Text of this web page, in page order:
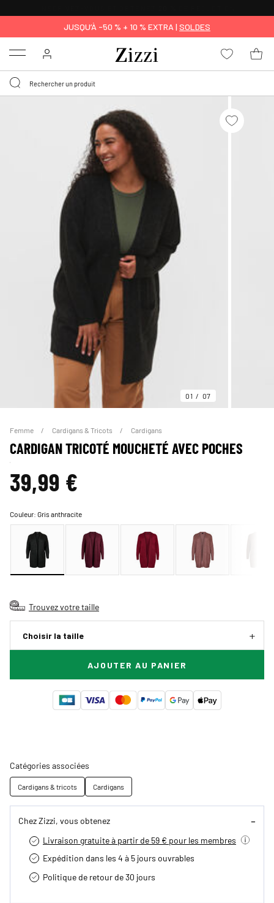
JUSQU’À -50 % + 10 % EXTRA | SOLDES
Menu
01 07
Femme Cardigans & Tricots Cardigans
CARDIGAN TRICOTÉ MOUCHETÉ AVEC POCHES
39,99 €
Couleur:Gris anthracite
Trouvez votre taille
Choisir la taille
AJOUTER AU PANIER
Catégories associées
Cardigans & tricots Cardigans
Chez Zizzi, vous obtenez
Livraison gratuite à partir de 59 € pour les membres
Expédition dans les 4 à 5 jours ouvrables
Politique de retour de 30 jours